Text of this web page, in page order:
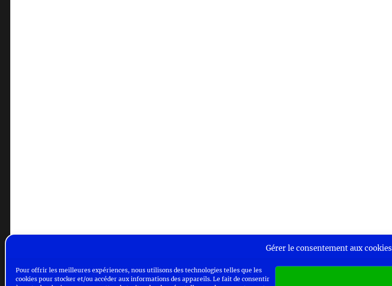
Gérer le consentement aux cookies
Pour offrir les meilleures expériences, nous utilisons des technologies telles que les
cookies pour stocker et/ou accéder aux informations des appareils. Le fait de consentir